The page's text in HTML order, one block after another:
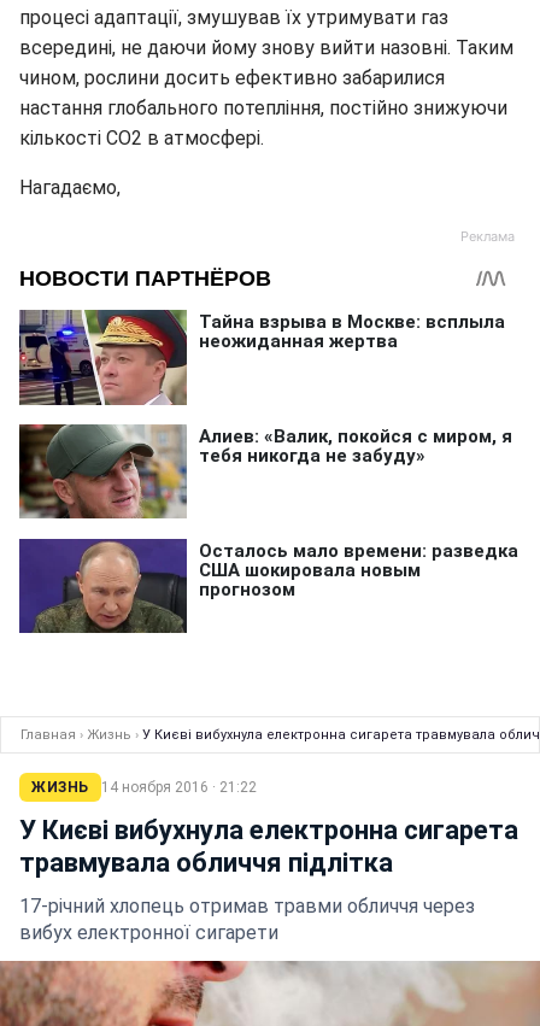
процесі адаптації, змушував їх утримувати газ
всередині, не даючи йому знову вийти назовні. Таким
чином, рослини досить ефективно забарилися
настання глобального потепління, постійно знижуючи
кількості СО2 в атмосфері.
Нагадаємо,
Главная › Жизнь › У Києві вибухнула електронна сигарета травмувала
ЖИЗНЬ 14 ноября 2016 · 21:22
У Києві вибухнула електронна сигарета
травмувала обличчя підлітка
17-річний хлопець отримав травми обличчя через
вибух електронної сигарети